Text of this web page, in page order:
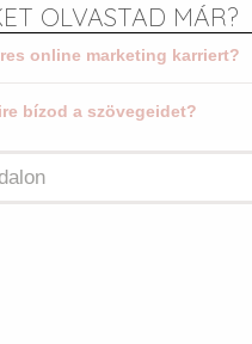
OLVASTAD MÁR?
online marketing karriert?
bízod a szövegeidet?